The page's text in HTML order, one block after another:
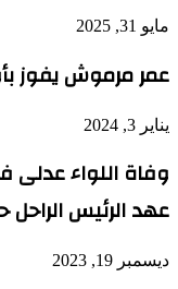
مايو 31, 2025
عمر مرموش يفوز
يناير 3, 2024
وفاة اللواء عدلى
عهد الرئيس
ديسمبر 19, 2023